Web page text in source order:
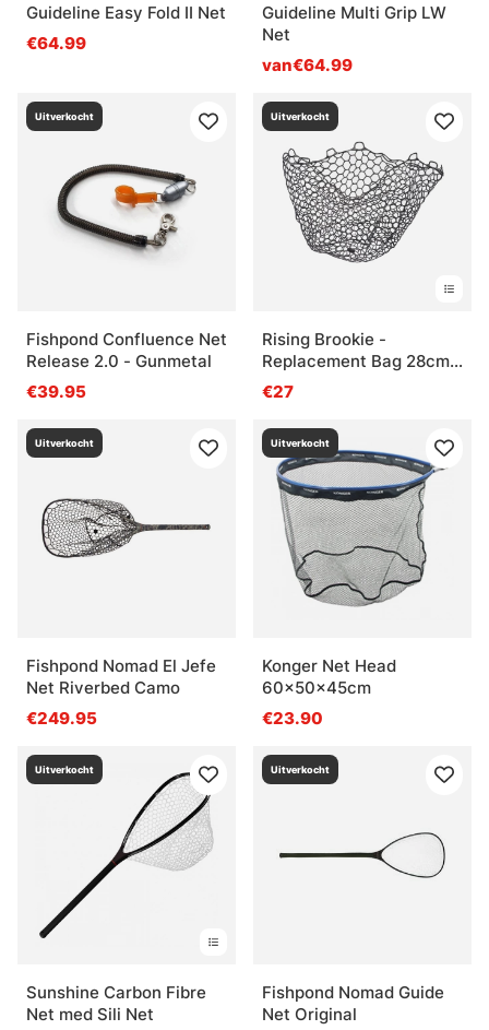
Guideline Easy Fold II Net
€64.99
Guideline Multi Grip LW
Net
van€64.99
Uitverkocht
Fishpond Confluence Net
Release 2.0 - Gunmetal
€39.95
Uitverkocht
Rising Brookie -
Replacement Bag 28cm
Deep
€27
Uitverkocht
Fishpond Nomad El Jefe
Net Riverbed Camo
€249.95
Uitverkocht
Konger Net Head
60x50x45cm
€23.90
Uitverkocht
Sunshine Carbon Fibre
Net med Sili Net
Uitverkocht
Fishpond Nomad Guide
Net Original